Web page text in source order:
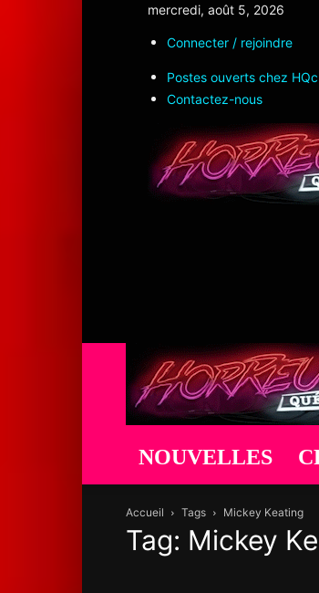
mercredi, août 5, 2026
Connecter / rejoindre
Postes ouverts chez HQc
Contactez-nous
NOUVELLES
Accueil Tags Mickey Keating
Tag: Mickey